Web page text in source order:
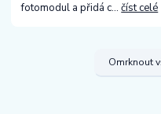
fotomodul a přidá c...číst celé
Omrknout